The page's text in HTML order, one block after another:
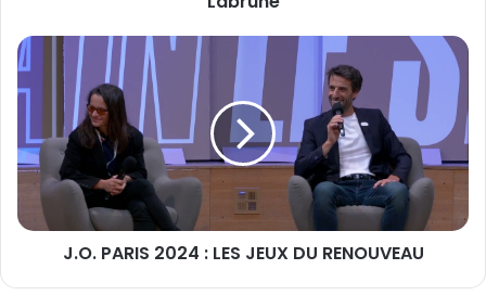
J.O.
PARIS
2024
LES
JEUX
DU
RENOUVEAU
J.O. PARIS 2024 : LES JEUX DU RENOUVEAU